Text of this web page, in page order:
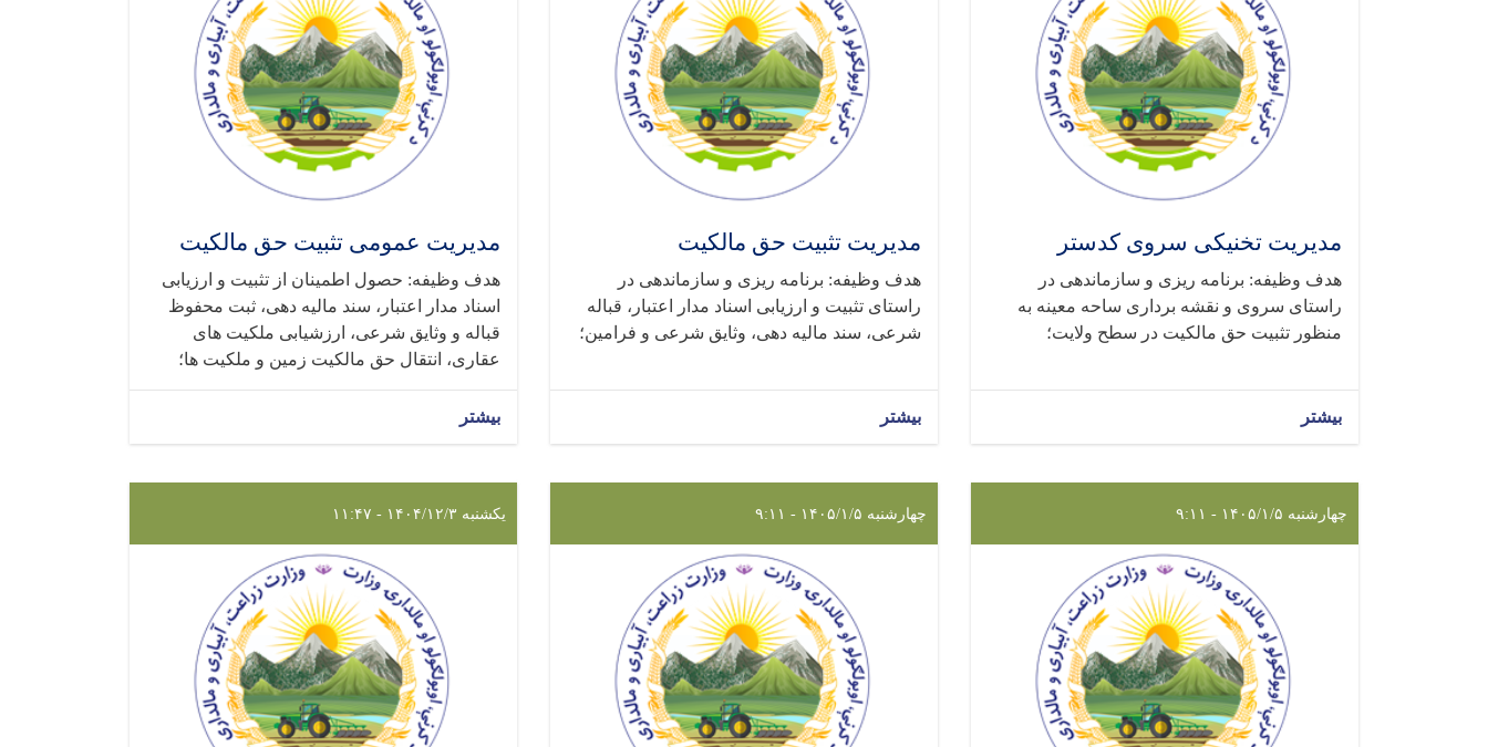
مدیریت تخنیکی سروی کدستر
هدف وظیفه: برنامه ریزی و سازماندهی در
راستای سروی و نقشه برداری ساحه معینه به
منظور تثبیت حق مالکیت در سطح ولایت؛
بیشتر
مدیریت تثبیت حق مالکیت
هدف وظیفه: برنامه ریزی و سازماندهی در
راستای تثبیت و ارزیابی اسناد مدار اعتبار، قباله
شرعی، سند مالیه دهی، وثایق شرعی و فرامین؛
بیشتر
مدیریت عمومی تثبیت حق مالکیت
هدف وظیفه: حصول اطمینان از تثبیت و ارزیابی
اسناد مدار اعتبار، سند مالیه دهی، ثبت محفوظ
قباله و وثایق شرعی، ارزشیابی ملکیت های
عقاری، انتقال حق مالکیت زمین و ملکیت ها؛
بیشتر
چهارشنبه ۱۴۰۵/۱/۵ - ۹:۱۱ چهارشنبه ۱۴۰۵/۱/۵ - ۹:۱۱ یکشنبه ۱۴۰۴/۱۲/۳ - ۱۱:۴۷